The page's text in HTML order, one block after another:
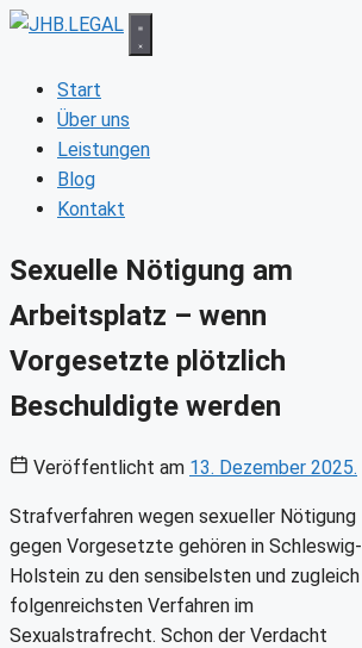
Zum
springenStart
Über uns
Leistungen
Blog
Kontakt
Sexuelle Nötigung am
Arbeitsplatz – wenn
Vorgesetzte plötzlich
Beschuldigte werden
Veröffentlicht am 13. Dezember 2025.
Strafverfahren wegen sexueller Nötigung
gegen Vorgesetzte gehören in Schleswig-
Holstein zu den sensibelsten und zugleich
folgenreichsten Verfahren im
Sexualstrafrecht. Schon der Verdacht